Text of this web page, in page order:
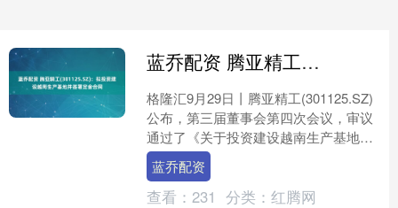
蓝乔配资 腾亚精工(301125.SZ)：拟投资建设越南生产基地并签署定金合同
格隆汇9月29日丨腾亚精工(301125.SZ)
公布，第三届董事会第四次会议，审议
通过了《关于投资建设越南生产基地并
签署定金合同的议案》蓝乔配资，同意
公司使用自....
蓝乔配资
查看： 231 分类： 红腾网